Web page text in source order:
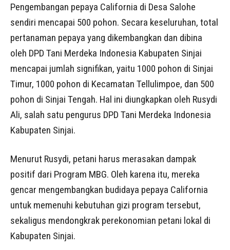
Pengembangan pepaya California di Desa Salohe
sendiri mencapai 500 pohon. Secara keseluruhan, total
pertanaman pepaya yang dikembangkan dan dibina
oleh DPD Tani Merdeka Indonesia Kabupaten Sinjai
mencapai jumlah signifikan, yaitu 1000 pohon di Sinjai
Timur, 1000 pohon di Kecamatan Tellulimpoe, dan 500
pohon di Sinjai Tengah. Hal ini diungkapkan oleh Rusydi
Ali, salah satu pengurus DPD Tani Merdeka Indonesia
Kabupaten Sinjai.
Menurut Rusydi, petani harus merasakan dampak
positif dari Program MBG. Oleh karena itu, mereka
gencar mengembangkan budidaya pepaya California
untuk memenuhi kebutuhan gizi program tersebut,
sekaligus mendongkrak perekonomian petani lokal di
Kabupaten Sinjai.